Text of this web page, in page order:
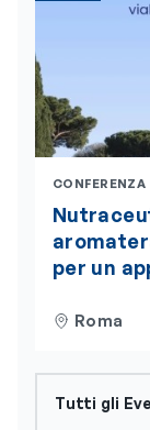
CONFERENZA
per un
Roma
Tutti gli